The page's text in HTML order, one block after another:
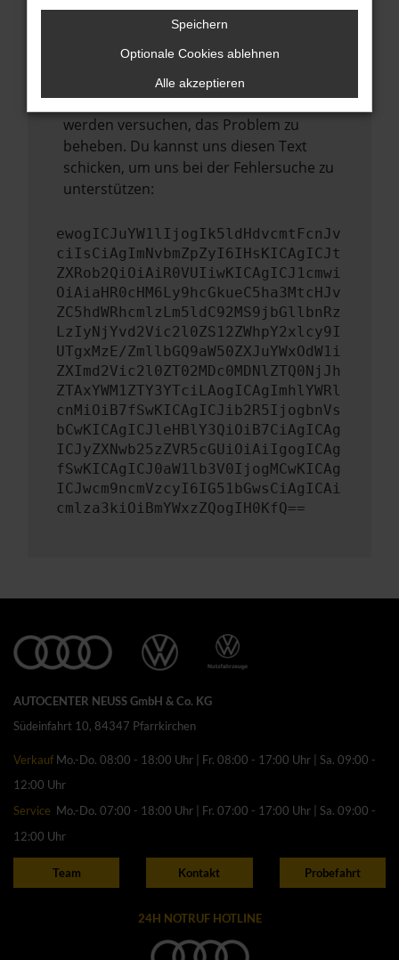
führen, dass bestimmte Funktionen nicht
mehr unterstützt werden.
Wende dich an den Webseitenbetreiber.
Wenn du alle oben genannten Schritte
versucht hast, kontaktiere uns bitte. Wir
werden versuchen, das Problem zu
beheben. Du kannst uns diesen Text
schicken, um uns bei der Fehlersuche zu
unterstützen:
ewogICJuYW1lIjogIk5ldHdvcmtFcnJv
ciIsCiAgImNvbmZpZyI6IHsKICAgICJt
ZXRob2QiOiAiR0VUIiwKICAgICJ1cmwi
OiAiaHR0cHM6Ly9hcGkueC5ha3MtcHJv
ZC5hdWRhcmlzLm5ldC92MS9jbGllbnRz
LzIyNjYvd2Vic2l0ZS12ZWhpY2xlcy9I
UTgxMzE/ZmllbGQ9aW50ZXJuYWxOdW1i
ZXImd2Vic2l0ZT02MDc0MDNlZTQ0NjJh
ZTAxYWM1ZTY3YTciLAogICAgImhlYWRl
cnMiOiB7fSwKICAgICJib2R5IjogbnVs
bCwKICAgICJleHBlY3QiOiB7CiAgICAg
ICJyZXNwb25zZVR5cGUiOiAiIgogICAg
fSwKICAgICJ0aW1lb3V0IjogMCwKICAg
ICJwcm9ncmVzcyI6IG51bGwsCiAgICAi
cmlza3kiOiBmYWxzZQogIH0KfQ==
AUTOCENTER NEUSS GmbH & Co. KG
Südeinfahrt 10, 84347 Pfarrkirchen
Verkauf Mo.-Do. 08:00 - 18:00 Uhr | Fr. 08:00 - 17:00 Uhr | Sa. 09:00 -
12:00 Uhr
Service Mo.-Do. 07:00 - 18:00 Uhr | Fr. 07:00 - 17:00 Uhr | Sa. 09:00 -
12:00 Uhr
Team Kontakt Probefahrt
24H NOTRUF HOTLINE
Speichern
Optionale Cookies ablehnen
Alle akzeptieren